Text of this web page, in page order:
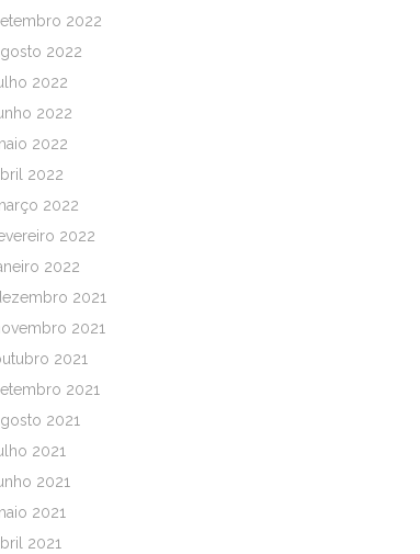
2022
2022
2022
2022
2022
2022
2022
2022
2022
2021
2021
2021
2021
2021
2021
2021
2021
2021